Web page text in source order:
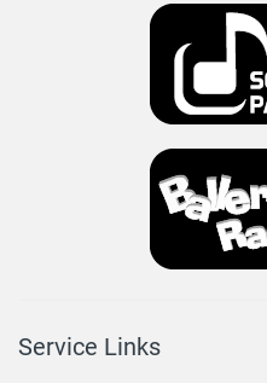
Service Links